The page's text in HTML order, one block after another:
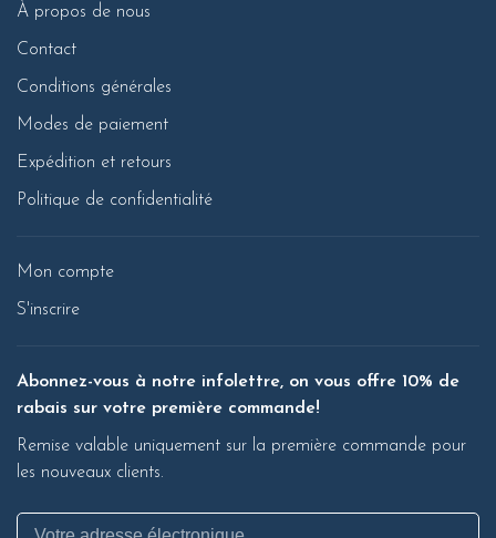
À propos de nous
Contact
Conditions générales
Modes de paiement
Expédition et retours
Politique de confidentialité
Mon compte
S'inscrire
Abonnez-vous à notre infolettre, on vous offre 10% de
rabais sur votre première commande!
Remise valable uniquement sur la première commande pour
les nouveaux clients.